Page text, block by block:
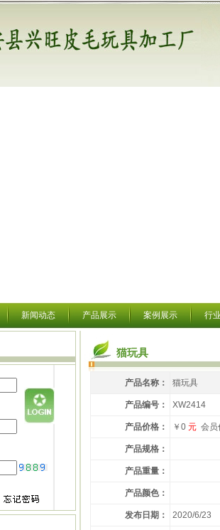
新闻动态 产品展示 案例展示 行
猫玩具
产品名称： 猫玩具
产品编号： XW2414
产品价格： ￥0 元会员
产品规格：
产品重量：
产品颜色：
发布日期： 2020/6/23